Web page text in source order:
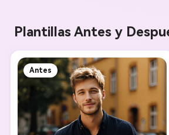
Plantillas Antes y
Antes